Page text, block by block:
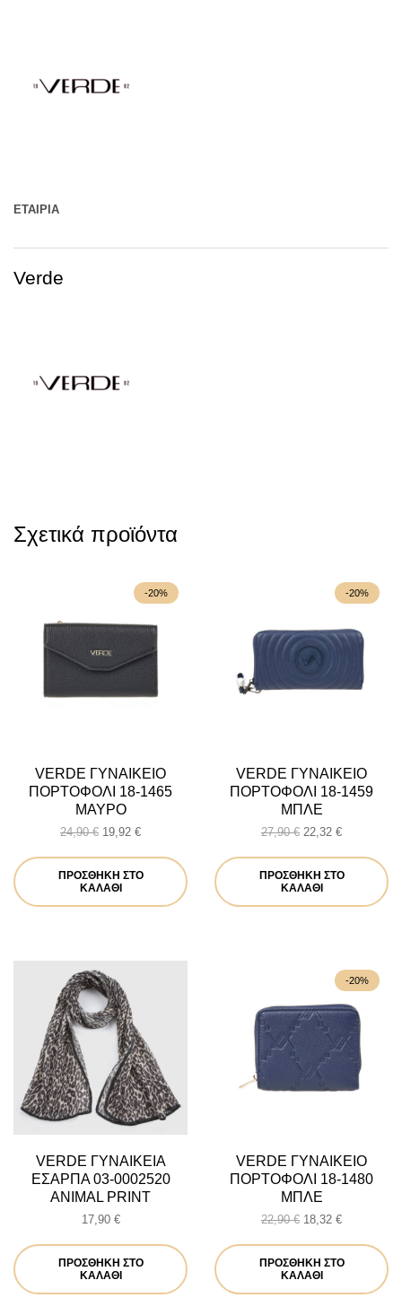
ΕΤΑΙΡΊΑ
Verde
Σχετικά προϊόντα
-20%
VERDE ΓΥΝΑΙΚΕΙΟ
ΠΟΡΤΟΦΟΛΙ 18-1465
ΜΑΥΡΟ
24,90€ Original
24,90 €.
19,92 €Η
19,92 €.
ΠΡΟΣΘΉΚΗ ΣΤΟ
ΚΑΛΆΘΙ
-20%
VERDE ΓΥΝΑΙΚΕΙΟ
ΠΟΡΤΟΦΟΛΙ 18-1459
ΜΠΛΕ
27,90€ Original
27,90 €.
22,32 €Η
22,32 €.
ΠΡΟΣΘΉΚΗ ΣΤΟ
ΚΑΛΆΘΙ
VERDE ΓΥΝΑΙΚΕΙΑ
ΕΣΑΡΠΑ 03-0002520
ANIMAL PRINT
17,90 €
ΠΡΟΣΘΉΚΗ ΣΤΟ
ΚΑΛΆΘΙ
-20%
VERDE ΓΥΝΑΙΚΕΙΟ
ΠΟΡΤΟΦΟΛΙ 18-1480
ΜΠΛΕ
22,90€ Original
22,90 €.
18,32 €Η
18,32 €.
ΠΡΟΣΘΉΚΗ ΣΤΟ
ΚΑΛΆΘΙ